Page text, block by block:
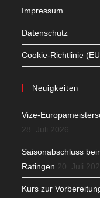
Impressum
Datenschutz
Cookie-Richtlinie
Neuigkeiten
Vize-
28. Juli 2026
Saisonabschluss
Ratingen 20. Juli
Kurs zur